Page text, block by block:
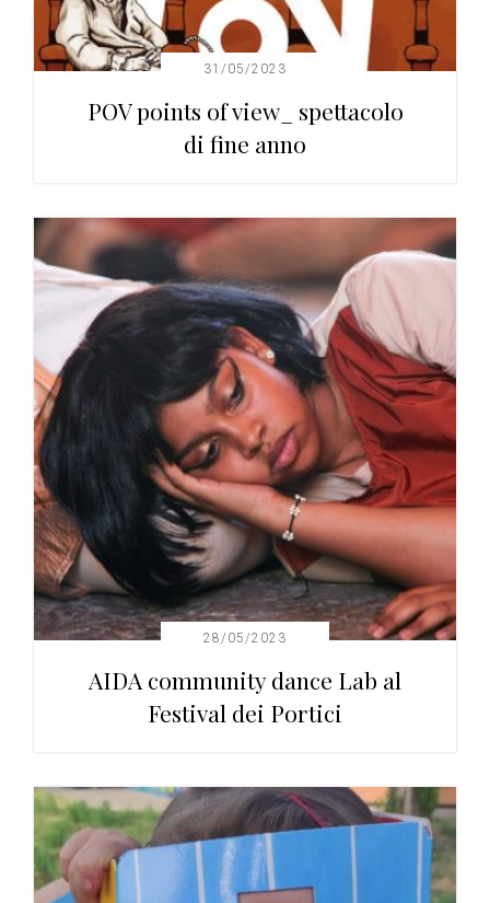
31/05/2023
POV points of view_ spettacolo
di fine anno
28/05/2023
AIDA community dance Lab al
Festival dei Portici